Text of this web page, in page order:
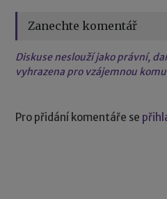
Zanechte komentář
Diskuse neslouží jako právní,
vyhrazena pro vzájemnou
Pro přidání komentáře se